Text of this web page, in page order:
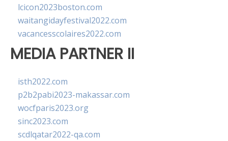
lcicon2023boston.com
waitangidayfestival2022.com
vacancesscolaires2022.com
MEDIA PARTNER II
isth2022.com
p2b2pabi2023-makassar.com
wocfparis2023.org
sinc2023.com
scdlqatar2022-qa.com